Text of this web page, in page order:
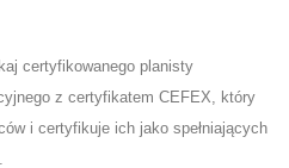
certyfikowanego planisty
z certyfikatem CEFEX, który
i certyfikuje ich jako spełniających